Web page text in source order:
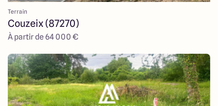
Terrain
Couzeix (87270)
À partir de 64 000 €